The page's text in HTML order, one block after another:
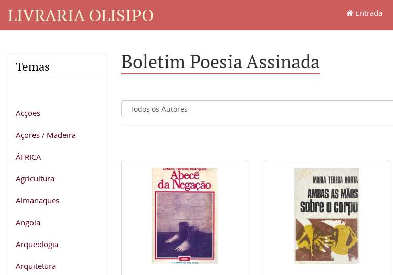
LIVRARIA OLISIPO Entrada
Temas
Acções
Açores / Madeira
ÁFRICA
Agricultura
Almanaques
Angola
Arqueologia
Arquitetura
Boletim Poesia Assinada